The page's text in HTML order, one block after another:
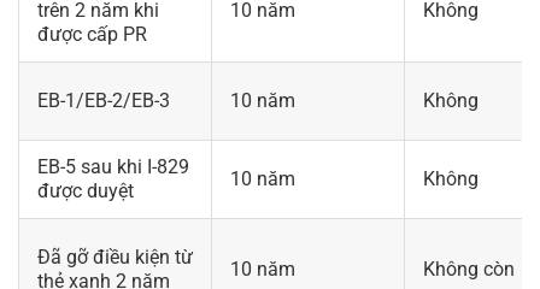
trên 2 năm khi
được cấp PR
10 năm Không
EB-1/EB-2/EB-3 10 năm Không
EB-5 sau khi I-829
được duyệt
10 năm Không
Đã gỡ điều kiện từ
thẻ xanh 2 năm
10 năm Không còn